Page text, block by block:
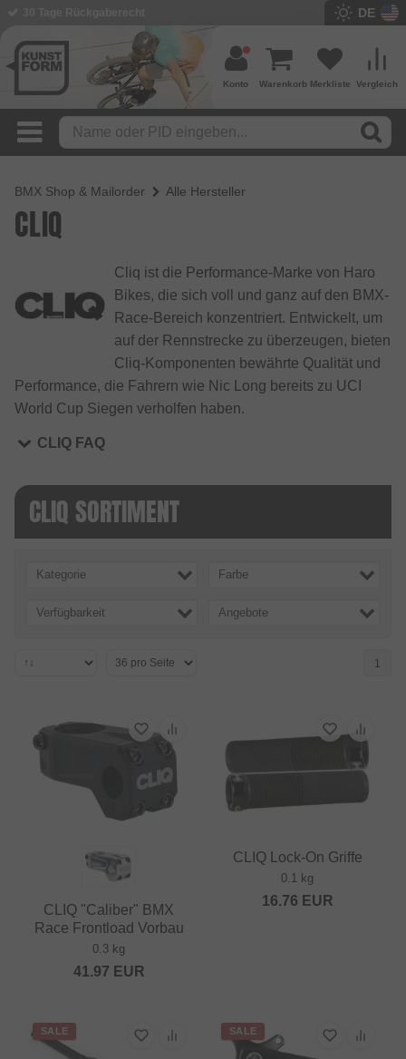
DE
Vergleich
Merkliste
Warenkorb
Konto
BMX Shop & Mailorder Alle Hersteller
CLIQ
Cliq ist die Performance-Marke von Haro
Bikes, die sich voll und ganz auf den BMX-
Race-Bereich konzentriert. Entwickelt, um
auf der Rennstrecke zu überzeugen, bieten
Cliq-Komponenten bewährte Qualität und
Performance, die Fahrern wie Nic Long bereits zu UCI
World Cup Siegen verholfen haben.
CLIQ FAQ
CLIQ SORTIMENT
Kategorie Farbe
Verfügbarkeit Angebote
1
CLIQ "Caliber" BMX
Race Frontload Vorbau
0.3 kg
41.97 EUR
CLIQ Lock-On Griffe
0.1 kg
16.76 EUR
SALE SALE